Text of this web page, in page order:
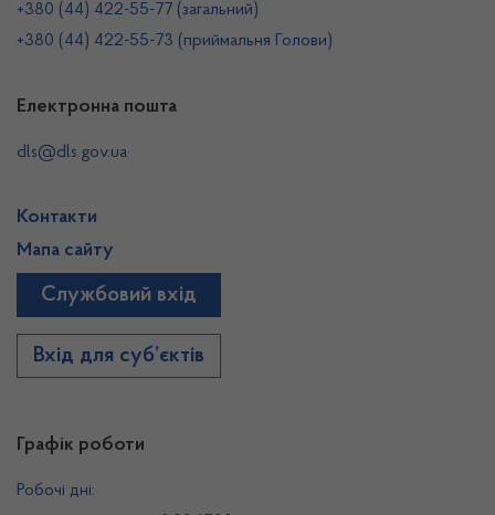
Графік роботи
Робочі дні:
+380 (44) 422-55-77 (загальний)
+380 (44) 422-55-73 (приймальня Голови)
Електронна пошта
dls@dls.gov.ua
Контакти
Мапа сайту
Службовий вхід
Вхід для суб’єктів